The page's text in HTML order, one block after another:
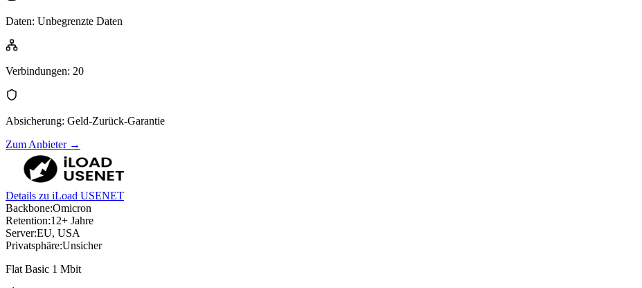
Daten: Unbegrenzte Daten
Verbindungen: 20
Absicherung: Geld-Zurück-Garantie
Zum Anbieter→
Details zu iLoad USENET
Backbone:Omicron
Retention:12+ Jahre
Server:EU, USA
Privatsphäre:Unsicher
Flat Basic 1 Mbit